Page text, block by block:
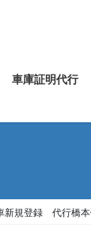
車庫証明代行
新規登録 代行橋